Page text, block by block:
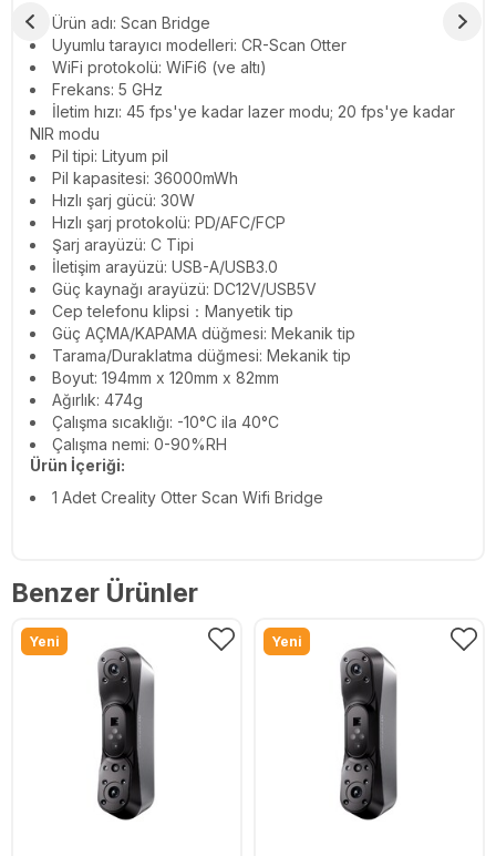
Ürün adı: Scan Bridge
Uyumlu tarayıcı modelleri: CR-Scan Otter
WiFi protokolü: WiFi6 (ve altı)
Frekans: 5 GHz
İletim hızı: 45 fps'ye kadar lazer modu; 20 fps'ye kadar
NIR modu
Pil tipi: Lityum pil
Pil kapasitesi: 36000mWh
Hızlı şarj gücü: 30W
Hızlı şarj protokolü: PD/AFC/FCP
Şarj arayüzü: C Tipi
İletişim arayüzü: USB-A/USB3.0
Güç kaynağı arayüzü: DC12V/USB5V
Cep telefonu klipsi：Manyetik tip
Güç AÇMA/KAPAMA düğmesi: Mekanik tip
Tarama/Duraklatma düğmesi: Mekanik tip
Boyut: 194mm x 120mm x 82mm
Ağırlık: 474g
Çalışma sıcaklığı: -10°C ila 40°C
Çalışma nemi: 0-90%RH
Ürün İçeriği:
1 Adet Creality Otter Scan Wifi Bridge
Benzer Ürünler
Yeni Yeni